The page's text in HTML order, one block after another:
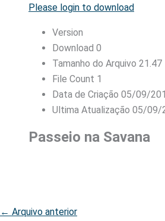
Please login to download
Version
Download 0
Tamanho do Arquivo 21.47
File Count 1
Data de Criação 05/09/
Ultima Atualização 05/09/
Passeio na Savana
← Arquivo anterior